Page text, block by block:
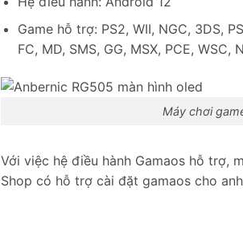
Game hỗ trợ: PS2, WII, NGC, 3DS,
FC, MD, SMS, GG, MSX, PCE,
Máy chơi
Với việc hệ điều hành Gamaos hỗ trợ,
Shop có hỗ trợ cài đặt gamaos cho